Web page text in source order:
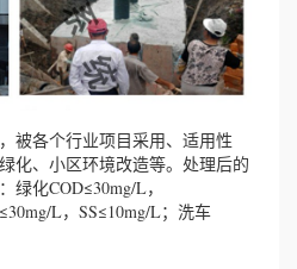
各个行业项目采用、适用性
化、小区环境改造等。处理后的
绿化COD≤30mg/L，
L，SS≤10mg/L；洗车